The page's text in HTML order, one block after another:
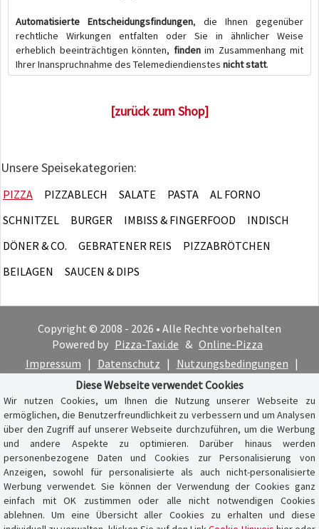
Automatisierte Entscheidungsfindungen, die Ihnen gegenüber
rechtliche Wirkungen entfalten oder Sie in ähnlicher Weise
erheblich beeinträchtigen könnten, findenim Zusammenhang mit
Ihrer Inanspruchnahme des Telemediendienstes nicht statt.
[zurück zum Shop]
Unsere Speisekategorien:
PIZZA PIZZABLECH SALATE PASTA
AL FORNO
SCHNITZEL
BURGER IMBISS & FINGERFOOD
INDISCH
DÖNER & CO.
GEBRATENER REIS
PIZZABRÖTCHEN
BEILAGEN
SAUCEN & DIPS
Copyright © 2008 - 2026 • Alle Rechte vorbehalten
Powered by Pizza-Taxi.de & Online-Pizza
Impressum | Datenschutz | Nutzungsbedingungen |
Cookie-Hinweis
Diese Webseite verwendet Cookies
Wir nutzen Cookies, um Ihnen die Nutzung unserer Webseite zu
ermöglichen, die Benutzerfreundlichkeit zu verbessern und um Analysen
über den Zugriff auf unserer Webseite durchzuführen, um die Werbung
und andere Aspekte zu optimieren. Darüber hinaus werden
personenbezogene Daten und Cookies zur Personalisierung von
Anzeigen, sowohl für personalisierte als auch nicht-personalisierte
Werbung verwendet. Sie können der Verwendung der Cookies ganz
einfach mit OK zustimmen oder alle nicht notwendigen Cookies
ablehnen. Um eine Übersicht aller Cookies zu erhalten und diese